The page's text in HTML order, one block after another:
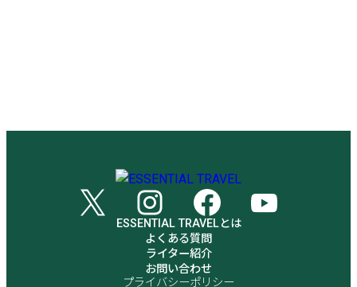
ESSENTIAL TRAVELとは
よくある質問
ライター紹介
お問い合わせ
プライバシーポリシー